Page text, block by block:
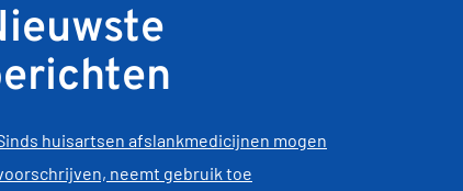
huisartsen afslankmedicijnen mogen
neemt gebruik toe